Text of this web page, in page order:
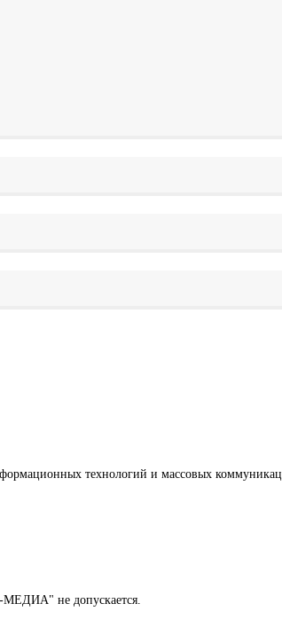
технологий и массовых
МЕДИА" не допускается.